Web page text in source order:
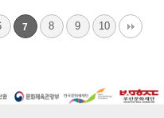
7 8 9 10